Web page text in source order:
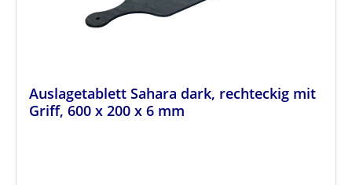
Auslagetablett Sahara dark, rechteckig mit
Griff, 600 x 200 x 6 mm